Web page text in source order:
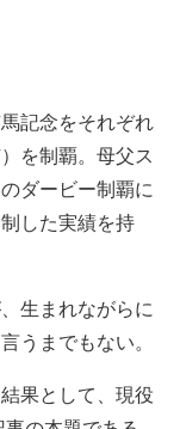
記念をそれぞれ
を制覇。母父ス
ダービー制覇に
した実績を持
生まれながらに
うまでもない。
果として、現役